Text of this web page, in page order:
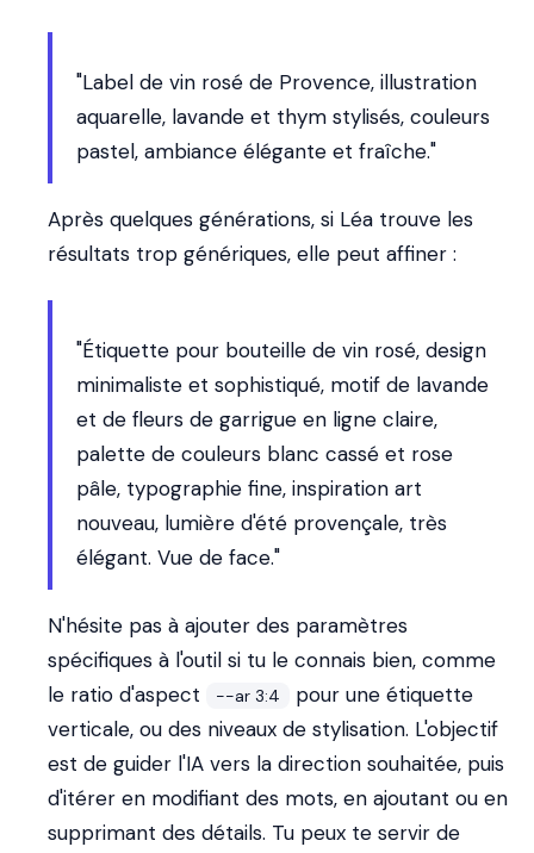
"Label de vin rosé de Provence, illustration
aquarelle, lavande et thym stylisés, couleurs
pastel, ambiance élégante et fraîche."
Après quelques générations, si Léa trouve les
résultats trop génériques, elle peut affiner :
"Étiquette pour bouteille de vin rosé, design
minimaliste et sophistiqué, motif de lavande
et de fleurs de garrigue en ligne claire,
palette de couleurs blanc cassé et rose
pâle, typographie fine, inspiration art
nouveau, lumière d'été provençale, très
élégant. Vue de face."
N'hésite pas à ajouter des paramètres
spécifiques à l'outil si tu le connais bien, comme
le ratio d'aspect
--ar 3:4
pour une étiquette
verticale, ou des niveaux de stylisation. L'objectif
est de guider l'IA vers la direction souhaitée, puis
d'itérer en modifiant des mots, en ajoutant ou en
supprimant des détails. Tu peux te servir de